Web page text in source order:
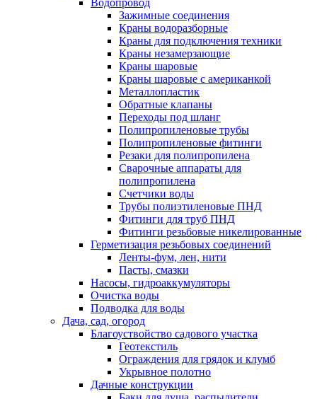
Водопровод
Зажимные соединения
Краны водоразборные
Краны для подключения техники
Краны незамерзающие
Краны шаровые
Краны шаровые с американкой
Металлопластик
Обратные клапаны
Переходы под шланг
Полипропиленовые трубы
Полипропиленовые фитинги
Резаки для полипропилена
Сварочные аппараты для
полипропилена
Счетчики воды
Трубы полиэтиленовые ПНД
Фитинги для труб ПНД
Фитинги резьбовые никелированные
Герметизация резьбовых соединений
Ленты-фум, лен, нити
Пасты, смазки
Насосы, гидроаккумуляторы
Очистка воды
Подводка для воды
Дача, сад, огород
Благоуствойство садового участка
Геотекстиль
Ограждения для грядок и клумб
Укрывное полотно
Дачные конструкции